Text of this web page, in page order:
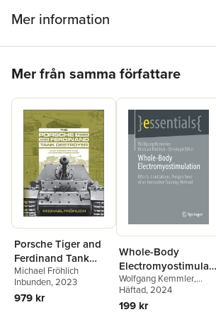
Mer information
Mer från samma författare
Porsche Tiger and
Ferdinand Tank
Destroyer
Michael Fröhlich
Inbunden, 2023
979 kr
Whole-Body
Electromyostimulati
on
Wolfgang Kemmler,
Michael Fröhlich
Christoph Eifler
Häftad, 2024
199 kr